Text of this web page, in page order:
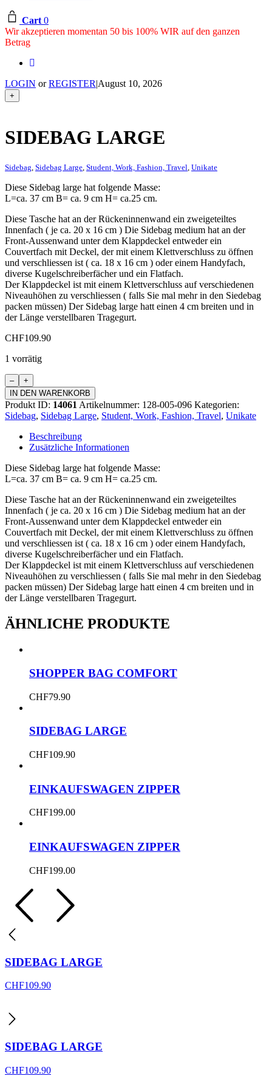
Cart 0
Wir akzeptieren momentan 50 bis 100% WIR auf den ganzen
Betrag
LOGIN orREGISTER|August 10, 2026
+
SIDEBAG LARGE
Sidebag, Sidebag Large, Student, Work, Fashion, Travel, Unikate
Diese Sidebag large hat folgende Masse:
L=ca. 37 cm B= ca. 9 cm H= ca.25 cm.
Diese Tasche hat an der Rückeninnenwand ein zweigeteiltes
Innenfach ( je ca. 20 x 16 cm ) Die Sidebag medium hat an der
Front-Aussenwand unter dem Klappdeckel entweder ein
Couvertfach mit Deckel, der mit einem Klettverschluss zu öffnen
und verschliessen ist ( ca. 18 x 16 cm ) oder einem Handyfach,
diverse Kugelschreiberfächer und ein Flatfach.
Der Klappdeckel ist mit einem Klettverschluss auf verschiedenen
Niveauhöhen zu verschliessen ( falls Sie mal mehr in den Siedebag
packen müssen) Der Sidebag large hatt einen 4 cm breiten und in
der Länge verstellbaren Tragegurt.
CHF109.90
1 vorrätig
Sidebag
Large
Menge
IN DEN WARENKORB
Produkt ID: 14061 Artikelnummer: 128-005-096 Kategorien:
Sidebag, Sidebag Large, Student, Work, Fashion, Travel, Unikate
Beschreibung
Zusätzliche Informationen
Diese Sidebag large hat folgende Masse:
L=ca. 37 cm B= ca. 9 cm H= ca.25 cm.
Diese Tasche hat an der Rückeninnenwand ein zweigeteiltes
Innenfach ( je ca. 20 x 16 cm ) Die Sidebag medium hat an der
Front-Aussenwand unter dem Klappdeckel entweder ein
Couvertfach mit Deckel, der mit einem Klettverschluss zu öffnen
und verschliessen ist ( ca. 18 x 16 cm ) oder einem Handyfach,
diverse Kugelschreiberfächer und ein Flatfach.
Der Klappdeckel ist mit einem Klettverschluss auf verschiedenen
Niveauhöhen zu verschliessen ( falls Sie mal mehr in den Siedebag
packen müssen) Der Sidebag large hatt einen 4 cm breiten und in
der Länge verstellbaren Tragegurt.
ÄHNLICHE PRODUKTE
SHOPPER BAG COMFORT
CHF79.90
SIDEBAG LARGE
CHF109.90
EINKAUFSWAGEN ZIPPER
CHF199.00
EINKAUFSWAGEN ZIPPER
CHF199.00
SIDEBAG LARGE
CHF109.90
SIDEBAG LARGE
CHF109.90